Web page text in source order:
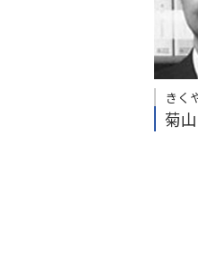
きく
菊